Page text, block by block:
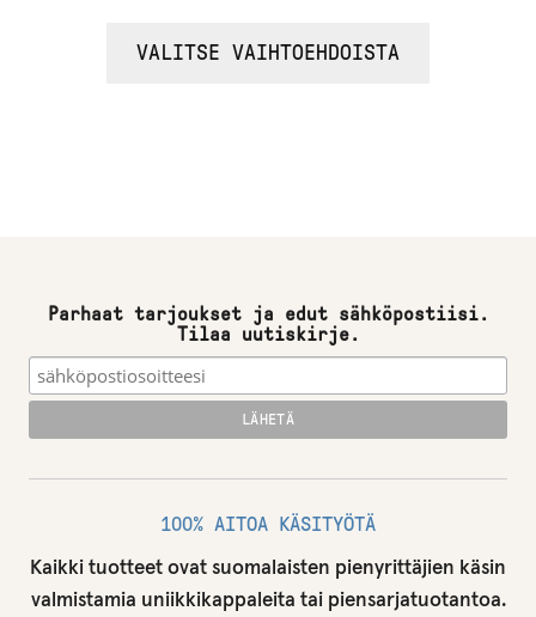
VALITSE VAIHTOEHDOISTA
Parhaat tarjoukset ja edut sähköpostiisi.
Tilaa uutiskirje.
100% AITOA KÄSITYÖTÄ
Kaikki tuotteet ovat suomalaisten pienyrittäjien käsin
valmistamia uniikkikappaleita tai piensarjatuotantoa.